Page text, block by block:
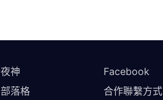
神
落格
Facebook
合作聯繫方式